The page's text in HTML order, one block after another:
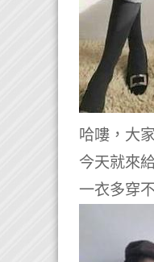
哈嘍，大
今天就來
一衣多穿